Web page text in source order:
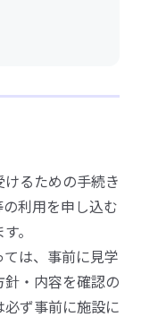
るための手続き
利用を申し込む
。
は、事前に見学
・内容を確認の
ず事前に施設に